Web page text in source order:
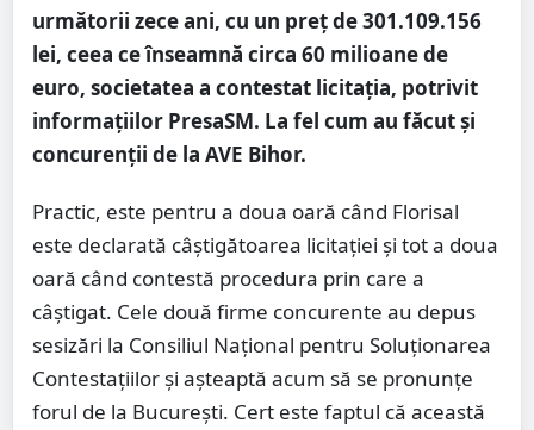
următorii zece ani, cu un preț de 301.109.156
lei, ceea ce înseamnă circa 60 milioane de
euro, societatea a contestat licitația, potrivit
informațiilor PresaSM. La fel cum au făcut și
concurenții de la AVE Bihor.
Practic, este pentru a doua oară când Florisal
este declarată câștigătoarea licitației și tot a doua
oară când contestă procedura prin care a
câștigat. Cele două firme concurente au depus
sesizări la Consiliul Național pentru Soluționarea
Contestațiilor și așteaptă acum să se pronunțe
forul de la București. Cert este faptul că această